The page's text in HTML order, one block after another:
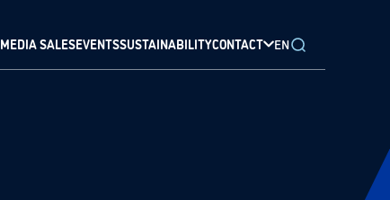
MEDIA SALESEVENTSSUSTAINABILITYCONTACT EN